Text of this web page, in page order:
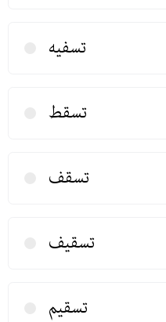
تسفیه
تسقط
تسقف
تسقیف
تسقیم